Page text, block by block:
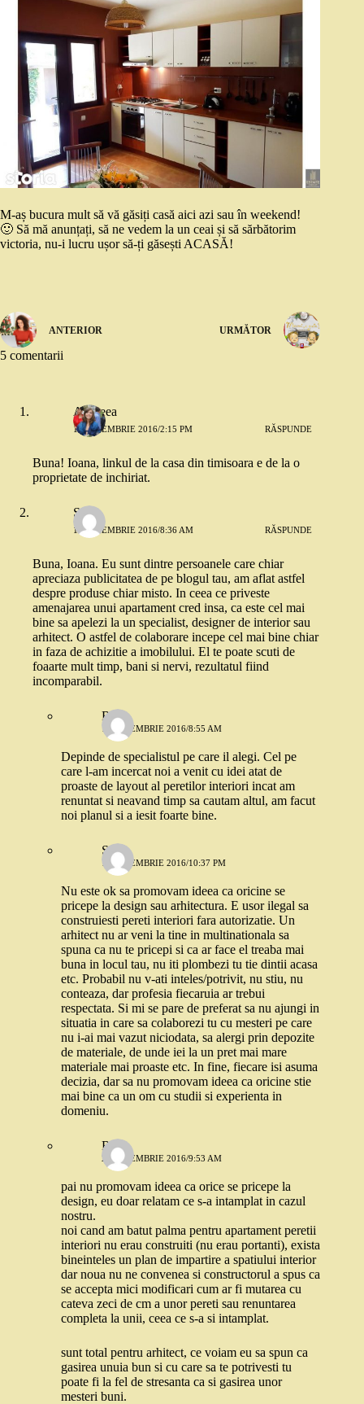
M-aș bucura mult să vă găsiți casă aici azi sau în weekend!
🙂 Să mă anunțați, să ne vedem la un ceai și să sărbătorim
victoria, nu-i lucru ușor să-ți găsești ACASĂ!
ANTERIOR URMĂTOR
5 comentarii
Andreea
18 NOIEMBRIE 2016/2:15 PM RĂSPUNDE
Buna! Ioana, linkul de la casa din timisoara e de la o
proprietate de inchiriat.
Sara
19 NOIEMBRIE 2016/8:36 AM RĂSPUNDE
Buna, Ioana. Eu sunt dintre persoanele care chiar
apreciaza publicitatea de pe blogul tau, am aflat astfel
despre produse chiar misto. In ceea ce priveste
amenajarea unui apartament cred insa, ca este cel mai
bine sa apelezi la un specialist, designer de interior sau
arhitect. O astfel de colaborare incepe cel mai bine chiar
in faza de achizitie a imobilului. El te poate scuti de
foaarte mult timp, bani si nervi, rezultatul fiind
incomparabil.
Robo
19 NOIEMBRIE 2016/8:55 AM
Depinde de specialistul pe care il alegi. Cel pe
care l-am incercat noi a venit cu idei atat de
proaste de layout al peretilor interiori incat am
renuntat si neavand timp sa cautam altul, am facut
noi planul si a iesit foarte bine.
Sara
19 NOIEMBRIE 2016/10:37 PM
Nu este ok sa promovam ideea ca oricine se
pricepe la design sau arhitectura. E usor ilegal sa
construiesti pereti interiori fara autorizatie. Un
arhitect nu ar veni la tine in multinationala sa
spuna ca nu te pricepi si ca ar face el treaba mai
buna in locul tau, nu iti plombezi tu tie dintii acasa
etc. Probabil nu v-ati inteles/potrivit, nu stiu, nu
conteaza, dar profesia fiecaruia ar trebui
respectata. Si mi se pare de preferat sa nu ajungi in
situatia in care sa colaborezi tu cu mesteri pe care
nu i-ai mai vazut niciodata, sa alergi prin depozite
de materiale, de unde iei la un pret mai mare
materiale mai proaste etc. In fine, fiecare isi asuma
decizia, dar sa nu promovam ideea ca oricine stie
mai bine ca un om cu studii si experienta in
domeniu.
Robo
21 NOIEMBRIE 2016/9:53 AM
pai nu promovam ideea ca orice se pricepe la
design, eu doar relatam ce s-a intamplat in cazul
nostru.
noi cand am batut palma pentru apartament peretii
interiori nu erau construiti (nu erau portanti), exista
bineinteles un plan de impartire a spatiului interior
dar noua nu ne convenea si constructorul a spus ca
se accepta mici modificari cum ar fi mutarea cu
cateva zeci de cm a unor pereti sau renuntarea
completa la unii, ceea ce s-a si intamplat.
sunt total pentru arhitect, ce voiam eu sa spun ca
gasirea unuia bun si cu care sa te potrivesti tu
poate fi la fel de stresanta ca si gasirea unor
mesteri buni.